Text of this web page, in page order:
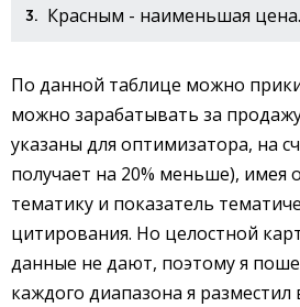
Красным - наименьшая цена.
По данной таблице можно
можно зарабатывать за
указаны для оптимизатора, на
получает на 20% меньше), имея
тематику и показатель
цитирования. Но целостной
данные не дают, поэтому я
каждого диапазона я разместил